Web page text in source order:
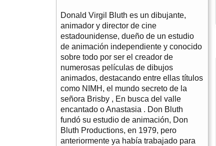
Donald Virgil Bluth es un dibujante,
animador y director de cine
estadounidense, dueño de un estudio
de animación independiente y conocido
sobre todo por ser el creador de
numerosas películas de dibujos
animados, destacando entre ellas títulos
como NIMH, el mundo secreto de la
señora Brisby , En busca del valle
encantado o Anastasia . Don Bluth
fundó su estudio de animación, Don
Bluth Productions, en 1979, pero
anteriormente ya había trabajado para